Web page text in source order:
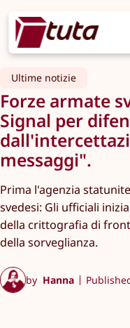
Ultime notizie
Forze armate
Signal per
messaggi".
Prima l'agenzia
svedesi: Gli ufficiali
della crittografia di
della sorveglianza.
by Hanna